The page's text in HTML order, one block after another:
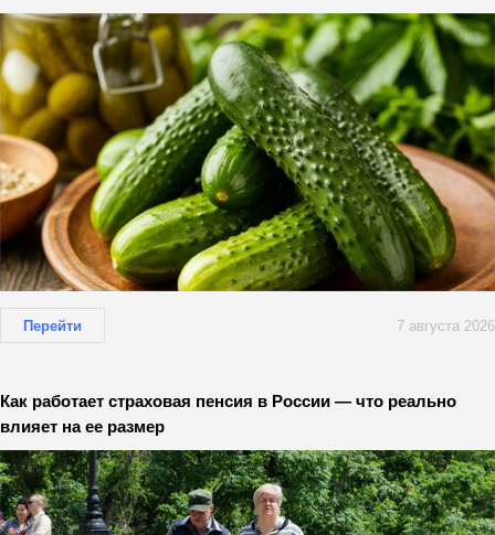
Перейти 7 августа 2026
Как работает страховая пенсия в России — что реально
влияет на ее размер